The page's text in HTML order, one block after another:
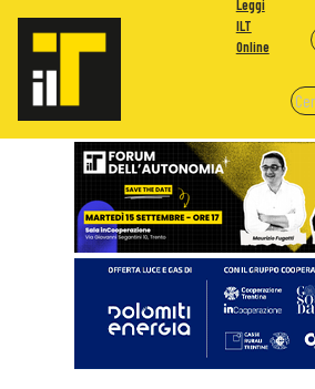
Leggi
ILT
Online